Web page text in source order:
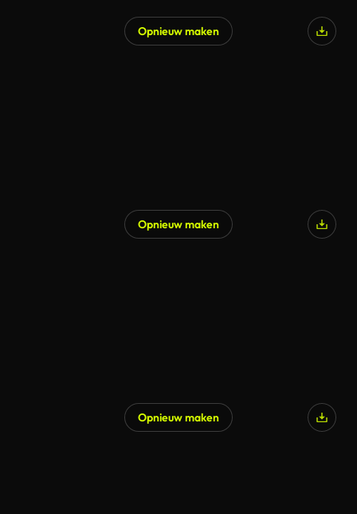
Opnieuw maken
Opnieuw maken
Opnieuw maken